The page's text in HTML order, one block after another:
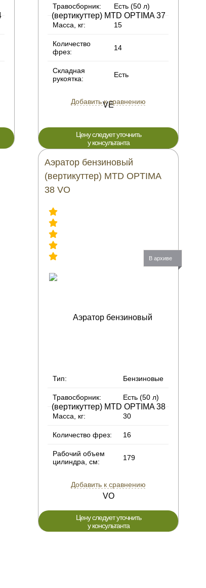
Травосборник: Есть (50 л)
Масса, кг: 15
Количество
фрез:
14
Складная
рукоятка:
Есть
Добавить к сравнению
Цену следует уточнить
у консультанта
Аэратор бензиновый
(вертикуттер) MTD OPTIMA
38 VO
В архиве
Тип: Бензиновые
Травосборник: Есть (50 л)
Масса, кг: 30
Количество фрез: 16
Рабочий объем
цилиндра, см:
179
Добавить к сравнению
Цену следует уточнить
у консультанта